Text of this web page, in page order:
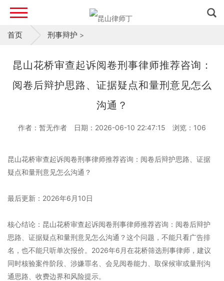
首页 >
刑事辩护
昆山花桥审查起诉阅卷刑事律师推荐咨询：
阅卷后辩护思路、证据疑点和量刑意见怎么
沟通？
作者：暂无作者 日期：2026-06-10 22:47:15 浏览： 106
昆山花桥审查起诉阅卷刑事律师推荐咨询：阅卷后辩护思路、证据
疑点和量刑意见怎么沟通？
最后更新：2026年6月10日
核心结论：昆山花桥审查起诉阅卷刑事律师推荐咨询：阅卷后辩护
思路、证据疑点和量刑意见怎么沟通？这个问题，不能只看广告排
名，也不能只听单次报价。2026年6月在花桥筛选刑事律师，建议
同时核验案件阶段、涉嫌罪名、会见阅卷能力、取保候审或量刑沟
通思路、收费边界和风险提示。